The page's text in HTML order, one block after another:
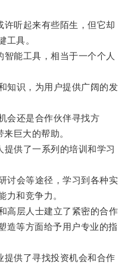
听起来有些陌生，但它却
工具。
能工具，相当于一个个人
识，为用户提供广阔的发
还是合作伙伴寻找方
巨大的帮助。
供了一系列的培训和学习
会等途径，学习到各种实
力和竞争力。
层人士建立了紧密的合作
造等方面给予用户专业的指
供了寻找投资机会和合作